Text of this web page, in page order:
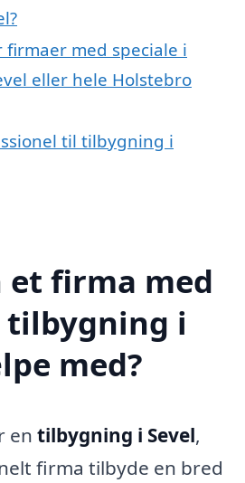
firmaer med speciale i
eller hele Holstebro
til tilbygning i
et firma med
tilbygning i
med?
en tilbygning i Sevel,
firma tilbyde en bred